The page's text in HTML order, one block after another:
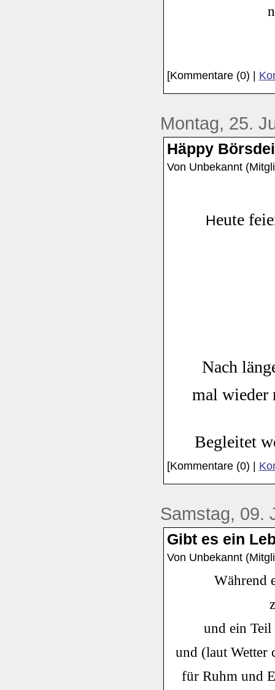
[Kommentare (0) |
Montag, 25.
Häppy
Von Unbekannt
Heute
Nach
mal wieder
Begleitet
[Kommentare (0) |
Samstag, 09.
Gibt es ein
Von Unbekannt
Während
und ein
und (laut Wetter
für Ruhm und